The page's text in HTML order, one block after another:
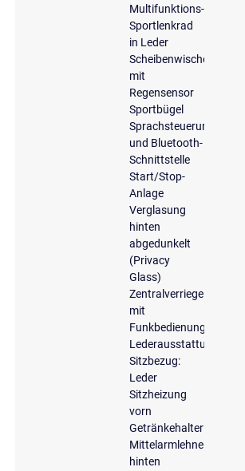
Multifunktions-
Sportlenkrad
in Leder
Scheibenwischer
mit
Regensensor
Sportbügel
Sprachsteuerung
und Bluetooth-
Schnittstelle
Start/Stop-
Anlage
Verglasung
hinten
abgedunkelt
(Privacy
Glass)
Zentralverriegelung
mit
Funkbedienung
Lederausstattung
Sitzbezug:
Leder
Sitzheizung
vorn
Getränkehalter
Mittelarmlehne
hinten